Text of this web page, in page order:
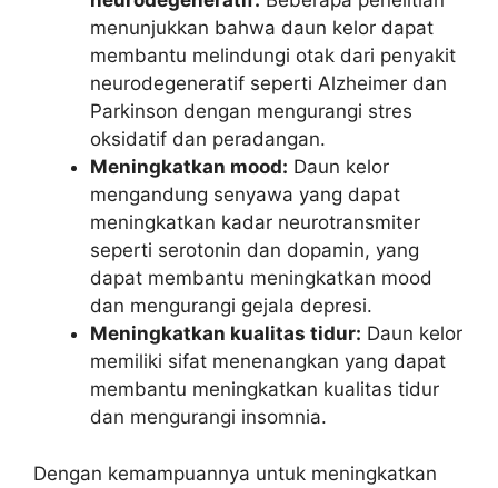
menunjukkan bahwa daun kelor dapat
membantu melindungi otak dari penyakit
neurodegeneratif seperti Alzheimer dan
Parkinson dengan mengurangi stres
oksidatif dan peradangan.
Meningkatkan mood: Daun kelor
mengandung senyawa yang dapat
meningkatkan kadar neurotransmiter
seperti serotonin dan dopamin, yang
dapat membantu meningkatkan mood
dan mengurangi gejala depresi.
Meningkatkan kualitas tidur: Daun kelor
memiliki sifat menenangkan yang dapat
membantu meningkatkan kualitas tidur
dan mengurangi insomnia.
Dengan kemampuannya untuk meningkatkan